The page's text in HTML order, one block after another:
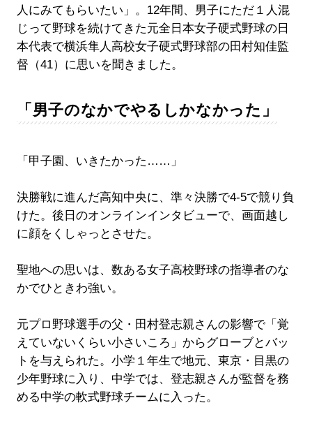
人にみてもらいたい」。12年間、男子にただ１人混
じって野球を続けてきた元全日本女子硬式野球の日
本代表で横浜隼人高校女子硬式野球部の田村知佳監
督（41）に思いを聞きました。
「男子のなかでやるしかなかった」
「甲子園、いきたかった……」
決勝戦に進んだ高知中央に、準々決勝で4-5で競り負
けた。後日のオンラインインタビューで、画面越し
に顔をくしゃっとさせた。
聖地への思いは、数ある女子高校野球の指導者のな
かでひときわ強い。
元プロ野球選手の父・田村登志親さんの影響で「覚
えていないくらい小さいころ」からグローブとバッ
トを与えられた。小学１年生で地元、東京・目黒の
少年野球に入り、中学では、登志親さんが監督を務
める中学の軟式野球チームに入った。